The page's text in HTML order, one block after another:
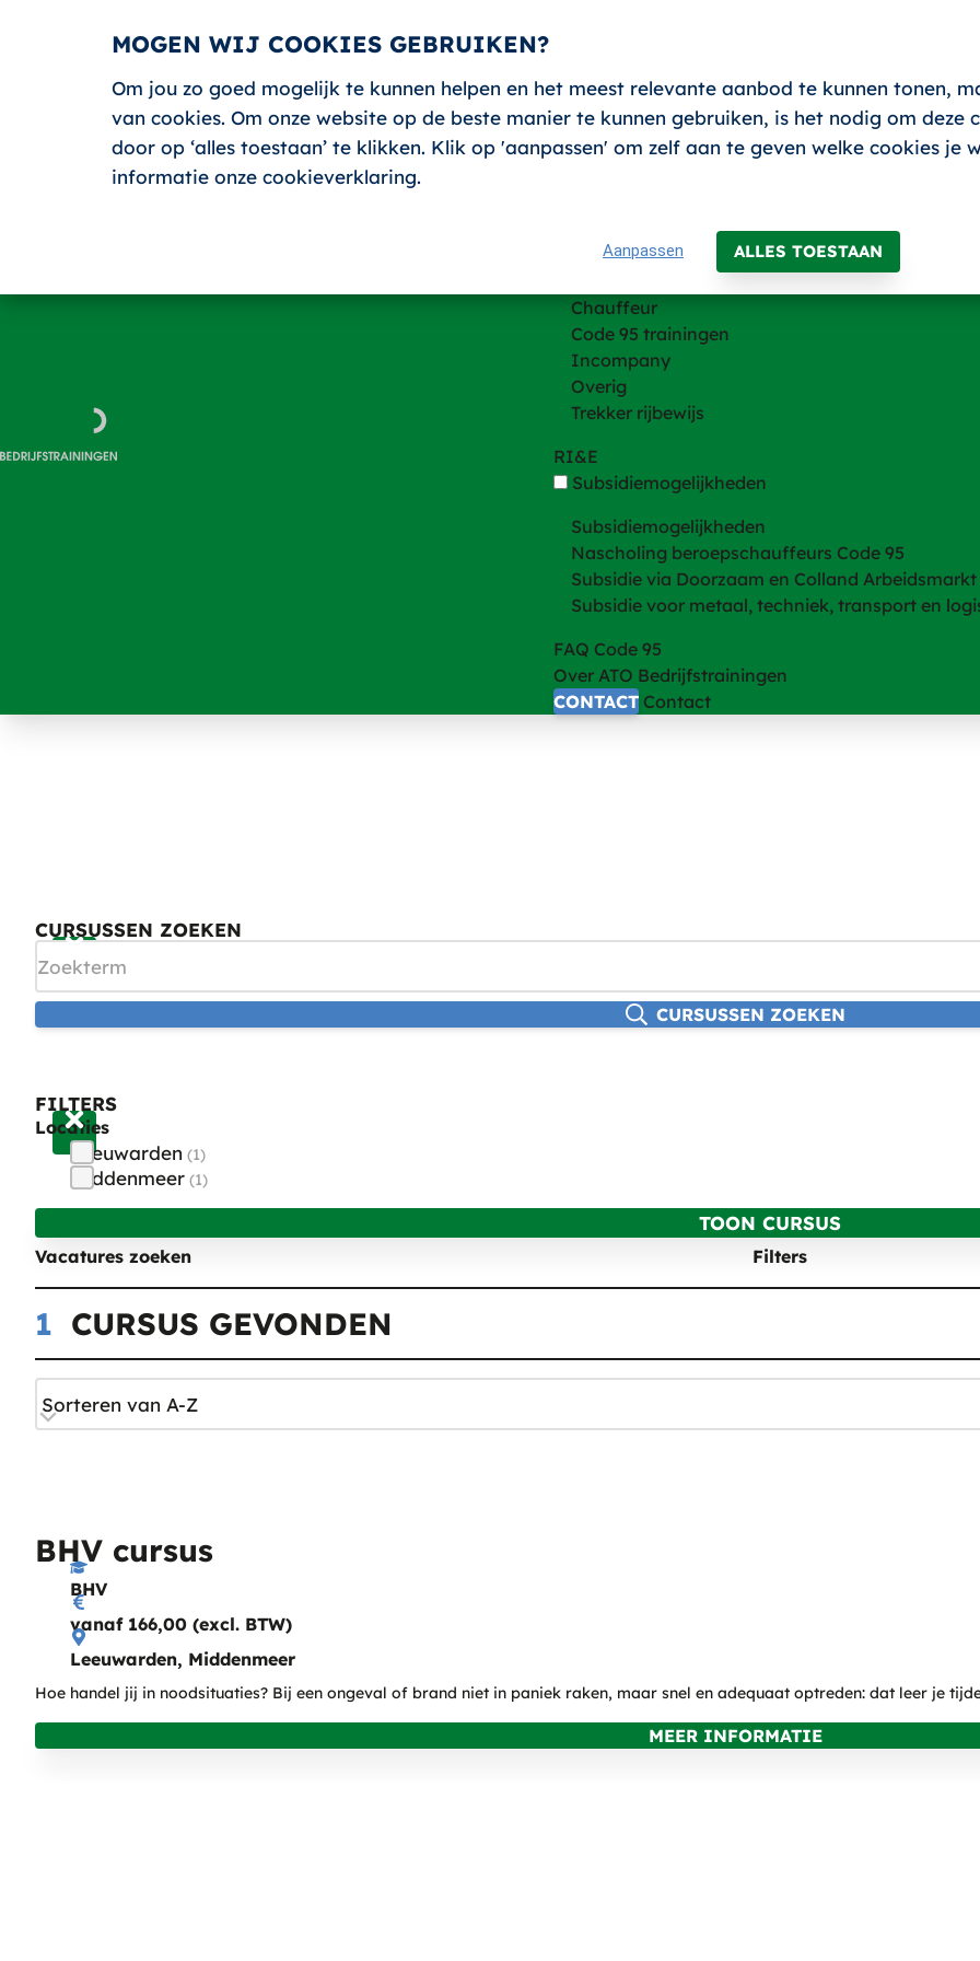
MOGEN WIJ COOKIES GEBRUIKEN?
Om jou zo goed mogelijk te kunnen helpen en het meest relevante aanbod te kunnen tonen,
van cookies. Om onze website op de beste manier te kunnen gebruiken, is het nodig om deze
door op ‘alles toestaan’ te klikken. Klik op 'aanpassen' om zelf aan te geven welke cookies je
informatie onze cookieverklaring.
Aanpassen ALLES TOESTAAN
Trainingen
VCA
Chauffeur
Code 95 trainingen
Incompany
Overig
Trekker rijbewijs
RI&E
Subsidiemogelijkheden
Subsidiemogelijkheden
Nascholing beroepschauffeurs Code 95
Subsidie via Doorzaam en Colland Arbeidsmarkt
Subsidie voor metaal, techniek, transport en
FAQ Code 95
Over ATO Bedrijfstrainingen
CONTACT Contact
CURSUSSEN ZOEKEN
CURSUSSEN ZOEKEN
FILTERS
Locaties
Leeuwarden (1)
Middenmeer (1)
TOON CURSUS
Vacatures zoeken Filters
1 CURSUS GEVONDEN
BHV cursus
BHV
vanaf 166,00 (excl. BTW)
Leeuwarden, Middenmeer
Hoe handel jij in noodsituaties? Bij een ongeval of brand niet in paniek raken, maar snel en adequaat optreden: dat leer je
MEER INFORMATIE